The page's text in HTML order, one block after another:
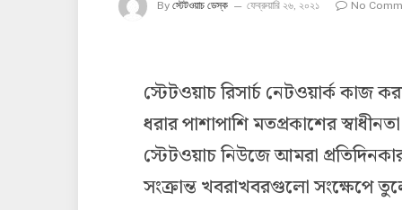
By স্টেটওয়াচ ডেস্ক ফেব্রুয়ারি ২৬, ২০২১ No
স্টেটওয়াচ রিসার্চ নেটওয়ার্ক কাজ
ধরার পাশাপাশি মতপ্রকাশের
স্টেটওয়াচ নিউজে আমরা
সংক্রান্ত খবরাখবরগুলো সংক্ষেপে